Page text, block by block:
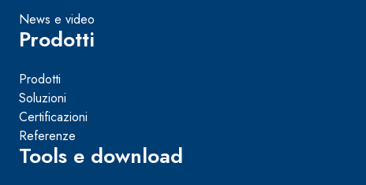
News e video
Prodotti
Prodotti
Soluzioni
Certificazioni
Referenze
Tools e download